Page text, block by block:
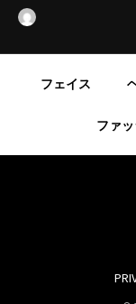
フェイス
ファ